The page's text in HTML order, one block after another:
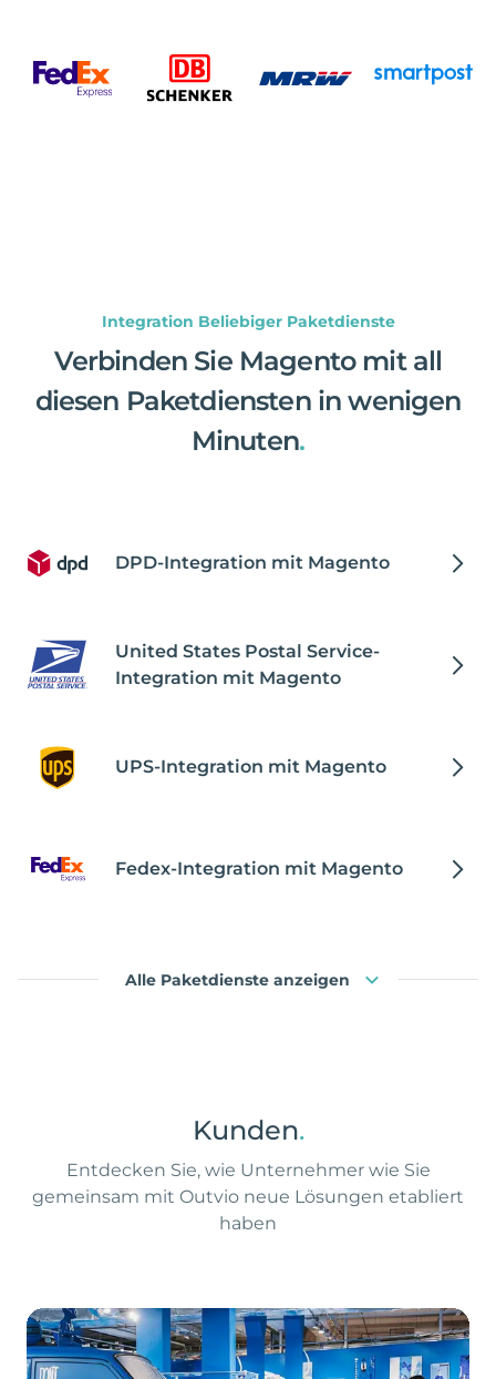
Integration Beliebiger Paketdienste
Verbinden Sie Magento mit all
diesen Paketdiensten in wenigen
Minuten.
DPD-Integration mit Magento
United States Postal Service-
Integration mit Magento
UPS-Integration mit Magento
Fedex-Integration mit Magento
Alle Paketdienste anzeigen
Kunden.
Entdecken Sie, wie Unternehmer wie Sie
gemeinsam mit Outvio neue Lösungen etabliert
haben